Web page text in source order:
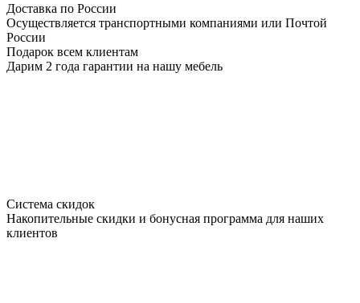
Доставка по России
Осуществляется транспортными компаниями или Почтой
России
Подарок всем клиентам
Дарим 2 года гарантии на нашу мебель
Система скидок
Накопительные скидки и бонусная программа для наших
клиентов